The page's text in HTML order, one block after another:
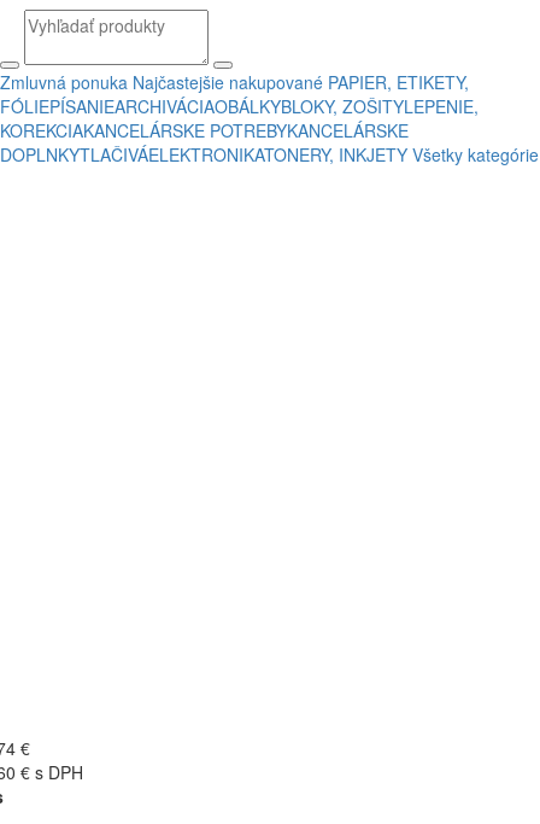
Zmluvná ponuka Najčastejšie nakupované PAPIER, ETIKETY,
FÓLIEPÍSANIEARCHIVÁCIAOBÁLKYBLOKY, ZOŠITYLEPENIE,
KOREKCIAKANCELÁRSKE POTREBYKANCELÁRSKE
DOPLNKYTLAČIVÁELEKTRONIKATONERY, INKJETY Všetky kategórie
€
€ s DPH